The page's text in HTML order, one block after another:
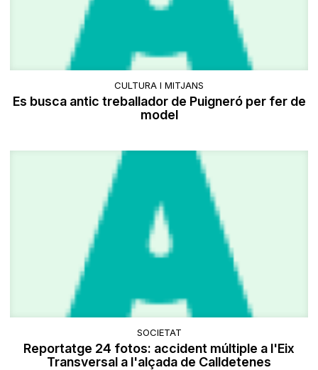
CULTURA I MITJANS
Es busca antic treballador de Puigneró per fer de
model
SOCIETAT
Reportatge 24 fotos: accident múltiple a l'Eix
Transversal a l'alçada de Calldetenes